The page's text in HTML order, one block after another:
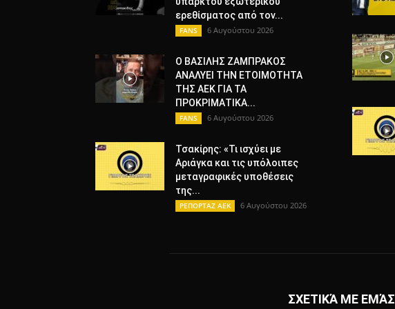
ερεθίσματος από τον...
FANS 6 Αυγούστου 2026
Ο ΒΑΣΙΛΗΣ ΖΑΜΠΡΑΚΟΣ
ΑΝΑΛΥΕΙ ΤΗΝ ΕΤΟΙΜΟΤΗΤΑ
ΤΗΣ ΑΕΚ ΓΙΑ ΤΑ
ΠΡΟΚΡΙΜΑΤΙΚΑ...
FANS 6 Αυγούστου 2026
Τσακίρης: «Τι ισχύει με
Αριάγκα και τις υπόλοιπες
μεταγραφικές υποθέσεις
της...
ΡΕΠΟΡΤΑΖ ΑΕΚ 6 Αυγούστου 2026
ΣΧΕΤΙΚΆ ΜΕ ΕΜΆΣ